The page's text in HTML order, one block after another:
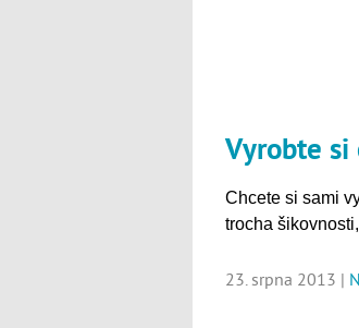
Vyrobte
Chcete si sami
trocha
23. srpna 2013 |